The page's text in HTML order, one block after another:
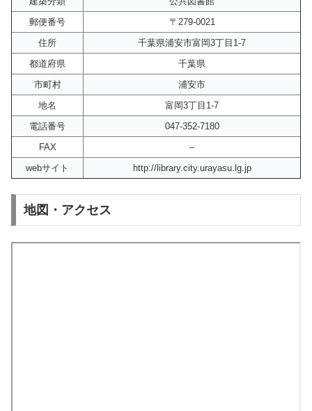
郵便番号
〒279-0021
住所
千葉県浦安市富岡3丁目1-7
都道府県
千葉県
市町村
浦安市
地名
富岡3丁目1-7
電話番号
047-352-7180
FAX
–
webサイト
http://library.city.urayasu.lg.jp
地図・アクセス